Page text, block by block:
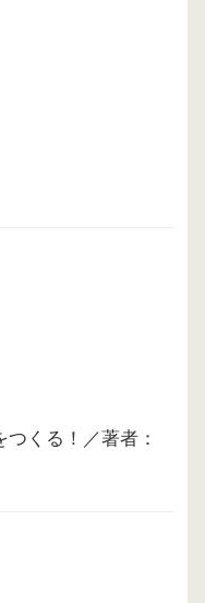
くる！／著者：